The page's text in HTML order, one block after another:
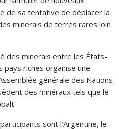
de sa tentative de déplacer la
minerais de terres rares loin
des minerais entre les États-
pays riches organise une
générale des Nations
des minéraux tels que le
sont l’Argentine, le